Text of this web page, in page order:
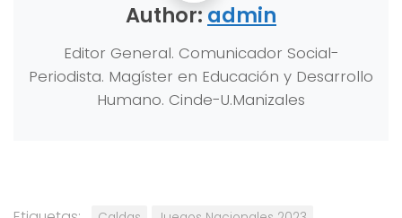
Author: admin
Editor General. Comunicador Social-
Periodista. Magíster en Educación y Desarrollo
Humano. Cinde-U.Manizales